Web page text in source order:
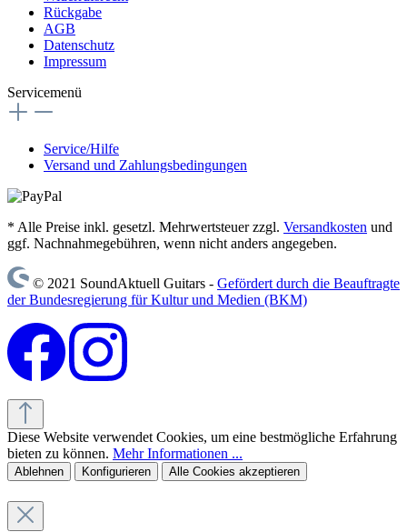
Rückgabe
AGB
Datenschutz
Impressum
Servicemenü
Service/Hilfe
Versand und Zahlungsbedingungen
* Alle Preise inkl. gesetzl. Mehrwertsteuer zzgl. Versandkosten und
ggf. Nachnahmegebühren, wenn nicht anders angegeben.
© 2021 SoundAktuell Guitars - Gefördert durch die Beauftragte
der Bundesregierung für Kultur und Medien (BKM)
Diese Website verwendet Cookies, um eine bestmögliche Erfahrung
bieten zu können. Mehr Informationen ...
Ablehnen Konfigurieren Alle Cookies akzeptieren